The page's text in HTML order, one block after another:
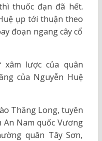
thuốc đạn đã hết.
ụp tới thuận theo
đoạn ngang cây cổ
lược của quân
của Nguyễn Huệ
Thăng Long, tuyên
Nam quốc Vương
quân Tây Sơn,